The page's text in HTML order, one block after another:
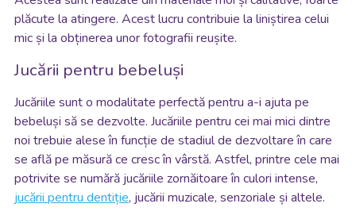
plăcute la atingere. Acest lucru contribuie la liniștirea celui
mic și la obținerea unor fotografii reușite.
Jucării pentru bebeluși
Jucăriile sunt o modalitate perfectă pentru a-i ajuta pe
bebeluși să se dezvolte. Jucăriile pentru cei mai mici dintre
noi trebuie alese în funcție de stadiul de dezvoltare în care
se află pe măsură ce cresc în vârstă. Astfel, printre cele mai
potrivite se numără jucăriile zornăitoare în culori intense,
jucării pentru dentiție, jucării muzicale, senzoriale și altele.